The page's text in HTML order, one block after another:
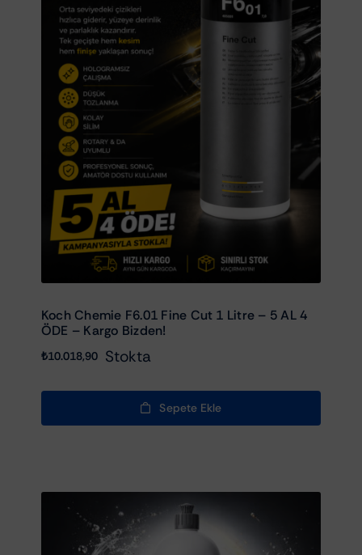
Koch Chemie F6.01 Fine Cut 1 Litre – 5 AL 4
ÖDE – Kargo Bizden!
₺10.018,90 Stokta
Sepete Ekle